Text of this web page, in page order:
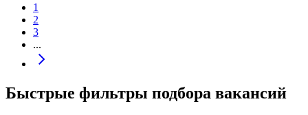
1
2
3
...
Быстрые фильтры подбора вакансий